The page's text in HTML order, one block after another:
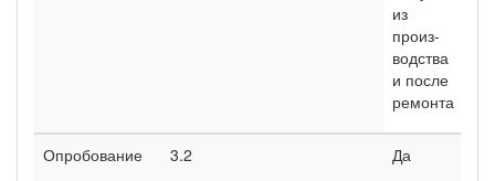
из
произ­
водства
и после
ремонта
Опробование 3.2 Да